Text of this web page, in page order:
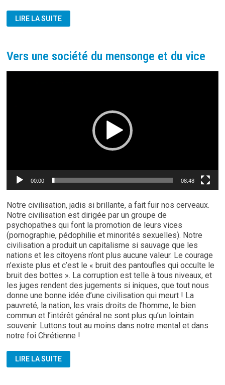
EUROVISION
2024:
LIRE LA SUITE
Vers une société du mensonge et du vice
00:00 08:48
Notre civilisation, jadis si brillante, a fait fuir nos cerveaux.
Notre civilisation est dirigée par un groupe de
psychopathes qui font la promotion de leurs vices
(pornographie, pédophilie et minorités sexuelles). Notre
civilisation a produit un capitalisme si sauvage que les
nations et les citoyens n’ont plus aucune valeur. Le courage
n’existe plus et c’est le « bruit des pantoufles qui occulte le
bruit des bottes ». La corruption est telle à tous niveaux, et
les juges rendent des jugements si iniques, que tout nous
donne une bonne idée d’une civilisation qui meurt ! La
pauvreté, la nation, les vrais droits de l’homme, le bien
commun et l’intérêt général ne sont plus qu’un lointain
souvenir. Luttons tout au moins dans notre mental et dans
notre foi Chrétienne !
VERS
LIRE LA SUITE